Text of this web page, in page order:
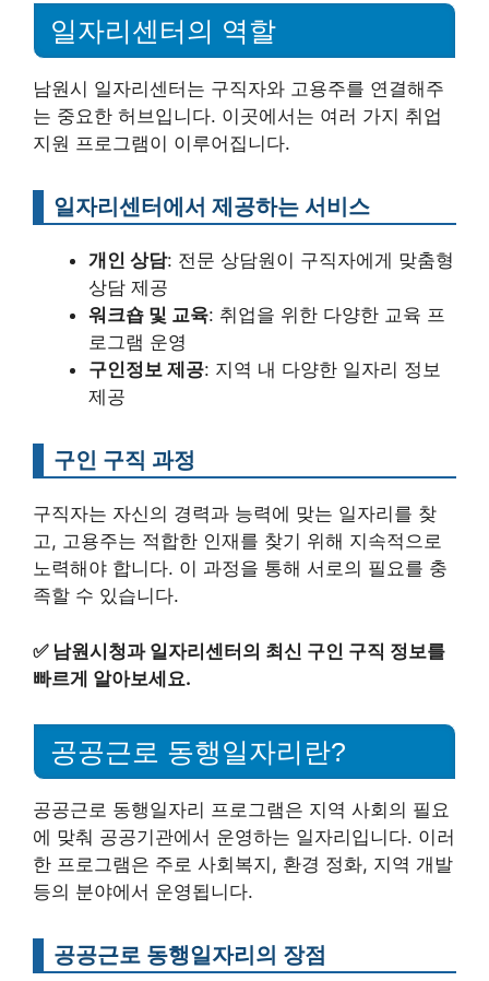
일자리센터의 역할
남원시 일자리센터는 구직자와 고용주를 연결해주
는 중요한 허브입니다. 이곳에서는 여러 가지 취업
지원 프로그램이 이루어집니다.
일자리센터에서 제공하는 서비스
개인 상담: 전문 상담원이 구직자에게 맞춤형
상담 제공
워크숍 및 교육: 취업을 위한 다양한 교육 프
로그램 운영
구인정보 제공: 지역 내 다양한 일자리 정보
제공
구인 구직 과정
구직자는 자신의 경력과 능력에 맞는 일자리를 찾
고, 고용주는 적합한 인재를 찾기 위해 지속적으로
노력해야 합니다. 이 과정을 통해 서로의 필요를 충
족할 수 있습니다.
✅ 남원시청과 일자리센터의 최신 구인 구직 정보를
빠르게 알아보세요.
공공근로 동행일자리란?
공공근로 동행일자리 프로그램은 지역 사회의 필요
에 맞춰 공공기관에서 운영하는 일자리입니다. 이러
한 프로그램은 주로 사회복지, 환경 정화, 지역 개발
등의 분야에서 운영됩니다.
공공근로 동행일자리의 장점